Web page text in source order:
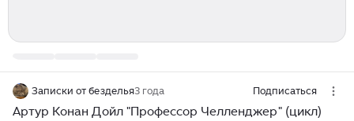
Записки от безделья3 года Подписаться
Артур Конан Дойл "Профессор Челленджер" (цикл)